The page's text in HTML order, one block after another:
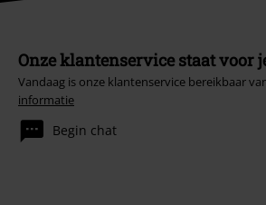
Onze klantenservice staat voor
Vandaag is onze klantenservice bereikbaar
informatie
Begin chat